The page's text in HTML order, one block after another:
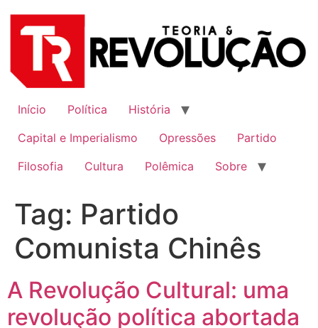
para
Início Política
História
Capital e Imperialismo
Opressões
Partido
Filosofia
Cultura Polêmica Sobre
Tag: Partido
Comunista Chinês
A Revolução Cultural: uma
revolução política abortada